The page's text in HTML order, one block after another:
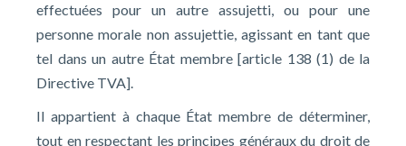
effectuées pour un autre assujetti, ou pour une
personne morale non assujettie, agissant en tant que
tel dans un autre État membre [article 138 (1) de la
Directive TVA].
Il appartient à chaque État membre de déterminer,
tout en respectant les principes généraux du droit de